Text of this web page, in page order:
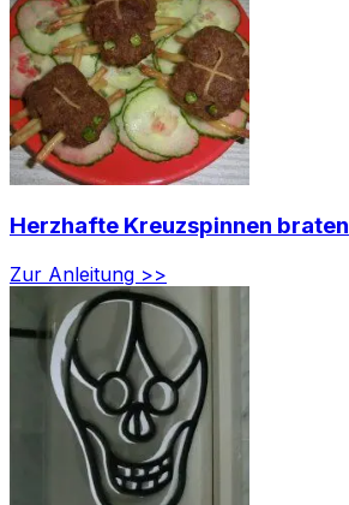
Herzhafte Kreuzspinnen braten
Zur Anleitung >>